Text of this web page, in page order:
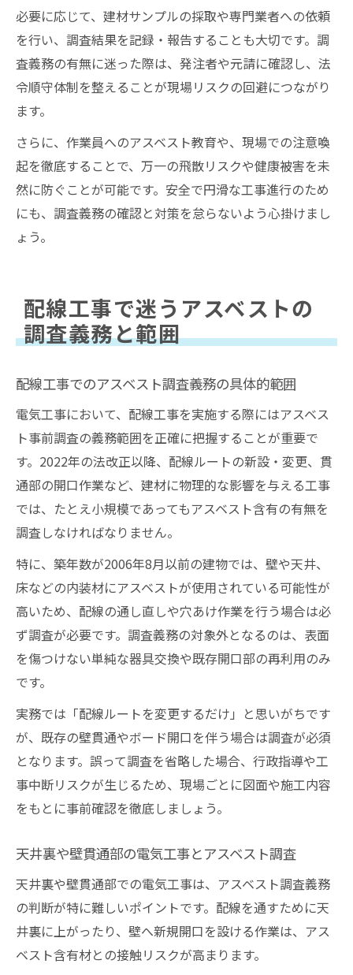
必要に応じて、建材サンプルの採取や専門業者への依頼
を行い、調査結果を記録・報告することも大切です。調
査義務の有無に迷った際は、発注者や元請に確認し、法
令順守体制を整えることが現場リスクの回避につながり
ます。
さらに、作業員へのアスベスト教育や、現場での注意喚
起を徹底することで、万一の飛散リスクや健康被害を未
然に防ぐことが可能です。安全で円滑な工事進行のため
にも、調査義務の確認と対策を怠らないよう心掛けまし
ょう。
配線工事で迷うアスベストの
調査義務と範囲
配線工事でのアスベスト調査義務の具体的範囲
電気工事において、配線工事を実施する際にはアスベス
ト事前調査の義務範囲を正確に把握することが重要で
す。2022年の法改正以降、配線ルートの新設・変更、貫
通部の開口作業など、建材に物理的な影響を与える工事
では、たとえ小規模であってもアスベスト含有の有無を
調査しなければなりません。
特に、築年数が2006年8月以前の建物では、壁や天井、
床などの内装材にアスベストが使用されている可能性が
高いため、配線の通し直しや穴あけ作業を行う場合は必
ず調査が必要です。調査義務の対象外となるのは、表面
を傷つけない単純な器具交換や既存開口部の再利用のみ
です。
実務では「配線ルートを変更するだけ」と思いがちです
が、既存の壁貫通やボード開口を伴う場合は調査が必須
となります。誤って調査を省略した場合、行政指導や工
事中断リスクが生じるため、現場ごとに図面や施工内容
をもとに事前確認を徹底しましょう。
天井裏や壁貫通部の電気工事とアスベスト調査
天井裏や壁貫通部での電気工事は、アスベスト調査義務
の判断が特に難しいポイントです。配線を通すために天
井裏に上がったり、壁へ新規開口を設ける作業は、アス
ベスト含有材との接触リスクが高まります。